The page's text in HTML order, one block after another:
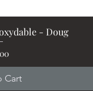
- Doug
Cart